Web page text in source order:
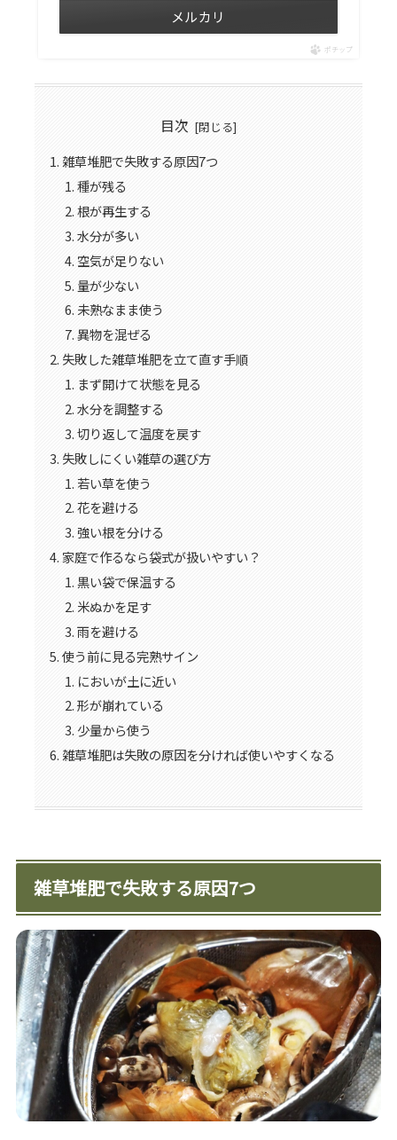
メルカリ
ポチップ
目次
雑草堆肥で失敗する原因7つ
種が残る
根が再生する
水分が多い
空気が足りない
量が少ない
未熟なまま使う
異物を混ぜる
失敗した雑草堆肥を立て直す手順
まず開けて状態を見る
水分を調整する
切り返して温度を戻す
失敗しにくい雑草の選び方
若い草を使う
花を避ける
強い根を分ける
家庭で作るなら袋式が扱いやすい？
黒い袋で保温する
米ぬかを足す
雨を避ける
使う前に見る完熟サイン
においが土に近い
形が崩れている
少量から使う
雑草堆肥は失敗の原因を分ければ使いやすくなる
雑草堆肥で失敗する原因7つ